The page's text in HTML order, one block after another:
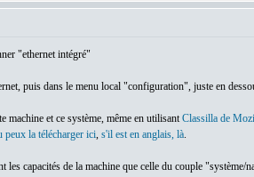
"ethernet intégré"
puis dans le menu local "configuration", juste en
machine et ce système, même en utilisantClassilla de
peux la télécharger ici, s'il est en anglais, là.
capacités de la machine que celle du couple "système/